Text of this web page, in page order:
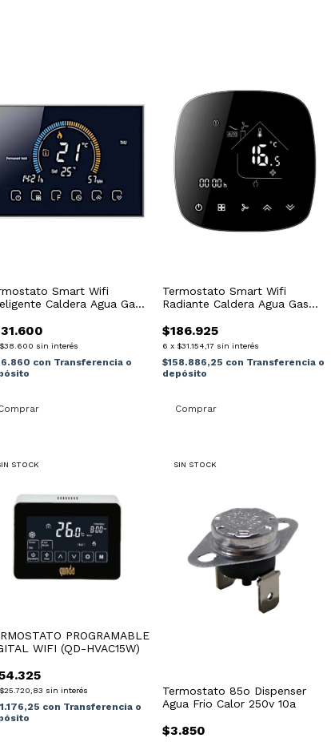
Smart Wifi
Caldera Agua Gas
$38.600 sin interés
con Transferencia o
Termostato Smart Wifi
Radiante Caldera Agua Gas
$186.925
6 x $31.154,17 sin interés
$158.886,25 con Transferencia o
depósito
STOCK
PROGRAMABLE
WIFI (QD-HVAC15W)
$25.720,83 sin interés
con Transferencia o
SIN STOCK
Termostato 85o Dispenser
Agua Frio Calor 250v 10a
$3.850